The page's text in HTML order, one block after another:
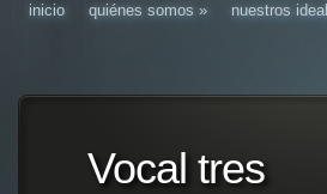
inicio quiénes somos » nuestros
Vocal tres